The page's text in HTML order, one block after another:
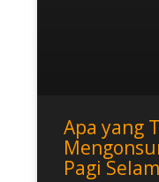
Apa yang
Pagi